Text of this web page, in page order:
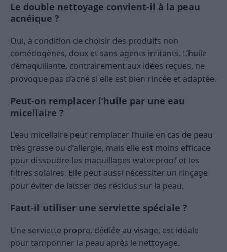
Le double nettoyage convient-il à la peau
acnéique ?
Oui, à condition de choisir des produits non
comédogènes, doux et sans agents irritants. L’huile
démaquillante, contrairement aux idées reçues, ne
provoque pas d’acné si elle est bien rincée et adaptée.
Peut-on remplacer l’huile par une eau
micellaire ?
L’eau micellaire peut remplacer l’huile en cas de peau
très grasse ou d’allergie, mais elle est moins efficace
pour dissoudre les maquillages waterproof et les
filtres solaires. Elle peut aussi nécessiter un rinçage
pour éviter de laisser des résidus sur la peau.
Faut-il utiliser une serviette spéciale ?
Une serviette propre, dédiée au visage, est idéale
pour tamponner la peau après le nettoyage.